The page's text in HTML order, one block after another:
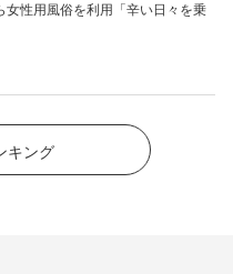
女性用風俗を利用「辛い日々を乗
キング